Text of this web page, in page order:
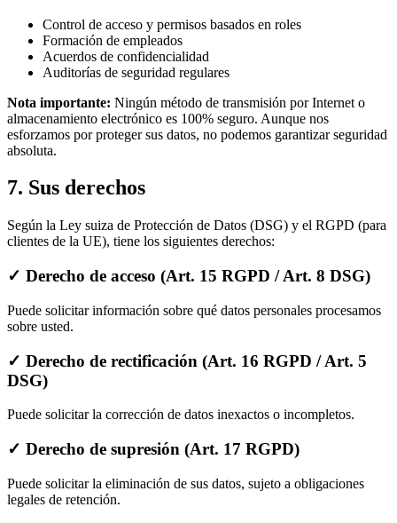
Control de acceso y permisos basados en roles
Formación de empleados
Acuerdos de confidencialidad
Auditorías de seguridad regulares
Nota importante: Ningún método de transmisión por Internet o
almacenamiento electrónico es 100% seguro. Aunque nos
esforzamos por proteger sus datos, no podemos garantizar seguridad
absoluta.
7. Sus derechos
Según la Ley suiza de Protección de Datos (DSG) y el RGPD (para
clientes de la UE), tiene los siguientes derechos:
✓ Derecho de acceso (Art. 15 RGPD / Art. 8 DSG)
Puede solicitar información sobre qué datos personales procesamos
sobre usted.
✓ Derecho de rectificación (Art. 16 RGPD / Art. 5
DSG)
Puede solicitar la corrección de datos inexactos o incompletos.
✓ Derecho de supresión (Art. 17 RGPD)
Puede solicitar la eliminación de sus datos, sujeto a obligaciones
legales de retención.